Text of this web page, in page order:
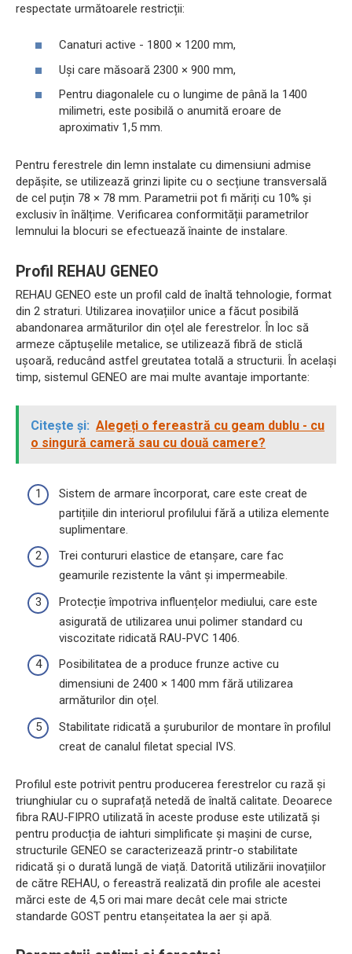
respectate următoarele restricții:
Canaturi active - 1800 × 1200 mm,
Uși care măsoară 2300 × 900 mm,
Pentru diagonalele cu o lungime de până la 1400
milimetri, este posibilă o anumită eroare de
aproximativ 1,5 mm.
Pentru ferestrele din lemn instalate cu dimensiuni admise
depășite, se utilizează grinzi lipite cu o secțiune transversală
de cel puțin 78 × 78 mm. Parametrii pot fi măriți cu 10% și
exclusiv în înălțime. Verificarea conformității parametrilor
lemnului la blocuri se efectuează înainte de instalare.
Profil REHAU GENEO
REHAU GENEO este un profil cald de înaltă tehnologie, format
din 2 straturi. Utilizarea inovațiilor unice a făcut posibilă
abandonarea armăturilor din oțel ale ferestrelor. În loc să
armeze căptușelile metalice, se utilizează fibră de sticlă
ușoară, reducând astfel greutatea totală a structurii. În același
timp, sistemul GENEO are mai multe avantaje importante:
Citește și: Alegeți o fereastră cu geam dublu - cu
o singură cameră sau cu două camere?
Sistem de armare încorporat, care este creat de
partițiile din interiorul profilului fără a utiliza elemente
suplimentare.
Trei contururi elastice de etanșare, care fac
geamurile rezistente la vânt și impermeabile.
Protecție împotriva influențelor mediului, care este
asigurată de utilizarea unui polimer standard cu
viscozitate ridicată RAU-PVC 1406.
Posibilitatea de a produce frunze active cu
dimensiuni de 2400 × 1400 mm fără utilizarea
armăturilor din oțel.
Stabilitate ridicată a șuruburilor de montare în profilul
creat de canalul filetat special IVS.
Profilul este potrivit pentru producerea ferestrelor cu rază și
triunghiular cu o suprafață netedă de înaltă calitate. Deoarece
fibra RAU-FIPRO utilizată în aceste produse este utilizată și
pentru producția de iahturi simplificate și mașini de curse,
structurile GENEO se caracterizează printr-o stabilitate
ridicată și o durată lungă de viață. Datorită utilizării inovațiilor
de către REHAU, o fereastră realizată din profile ale acestei
mărci este de 4,5 ori mai mare decât cele mai stricte
standarde GOST pentru etanșeitatea la aer și apă.